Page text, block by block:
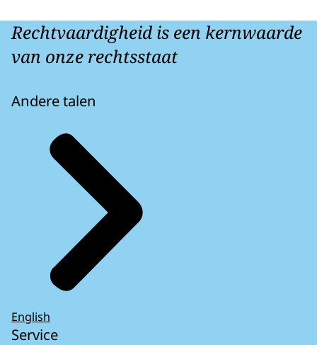
Rechtvaardigheid is een kernwaarde
van onze rechtsstaat
Andere talen
English
Service